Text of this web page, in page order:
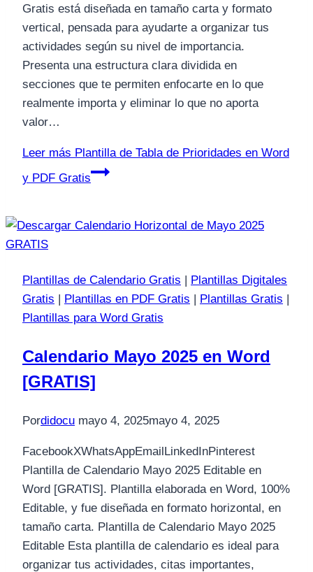
Gratis está diseñada en tamaño carta y formato
vertical, pensada para ayudarte a organizar tus
actividades según su nivel de importancia.
Presenta una estructura clara dividida en
secciones que te permiten enfocarte en lo que
realmente importa y eliminar lo que no aporta
valor…
Leer más Plantilla de Tabla de Prioridades en Word
y PDF Gratis
Plantillas de Calendario Gratis | Plantillas Digitales
Gratis | Plantillas en PDF Gratis | Plantillas Gratis |
Plantillas para Word Gratis
Calendario Mayo 2025 en Word
[GRATIS]
Pordidocu mayo 4, 2025mayo 4, 2025
FacebookXWhatsAppEmailLinkedInPinterest
Plantilla de Calendario Mayo 2025 Editable en
Word [GRATIS]. Plantilla elaborada en Word, 100%
Editable, y fue diseñada en formato horizontal, en
tamaño carta. Plantilla de Calendario Mayo 2025
Editable Esta plantilla de calendario es ideal para
organizar tus actividades, citas importantes,